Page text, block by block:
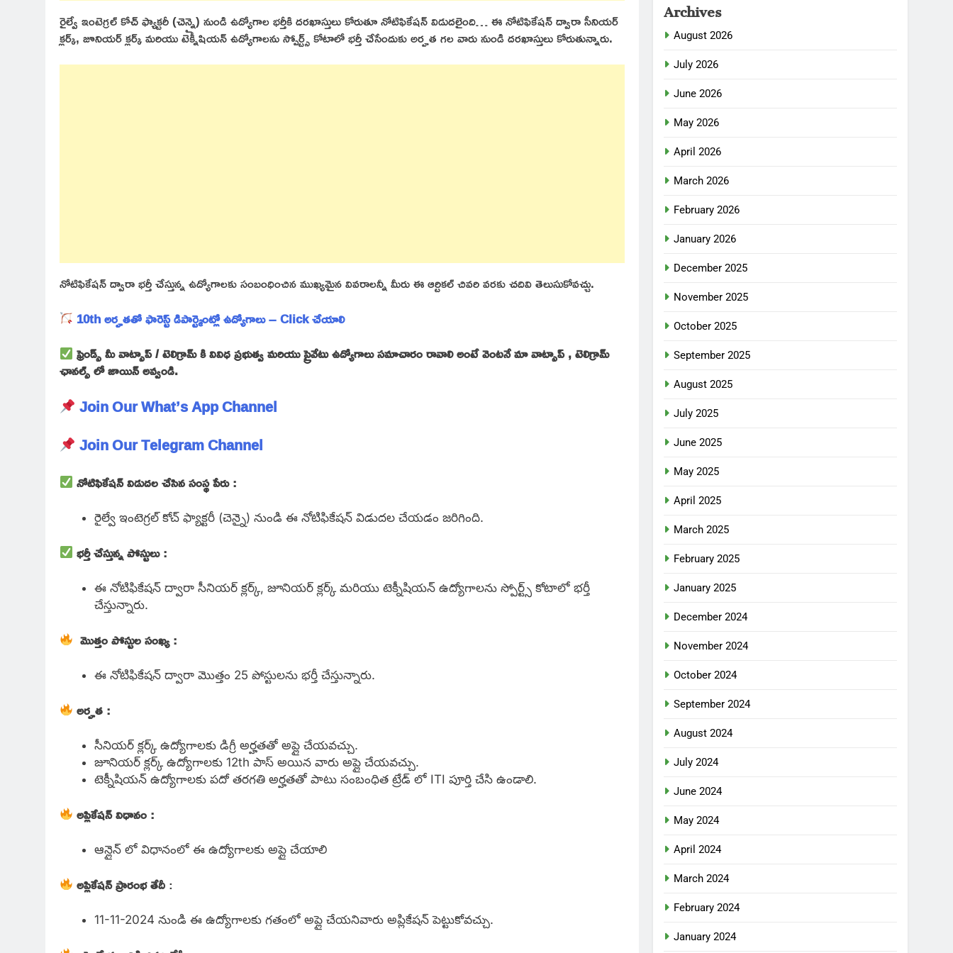
రైల్వే ఇంటెగ్రల్ కోచ్ ఫ్యాక్టరీ (చెన్నై) నుండి ఉద్యోగాల భర్తీకి దరఖాస్తులు కోరుతూ నోటిఫికేషన్ విడుదలైంది… ఈనోటిఫికేషన్ ద్వారా సీనియర్
క్లర్క్, జూనియర్ క్లర్క్ మరియు టెక్నీషియన్ ఉద్యోగాలను స్పోర్ట్స్ కోటాలో భర్తీ చేసేందుకు అర్హత గల వారు నుండి దరఖాస్తులు కోరుతున్నారు.
నోటిఫికేషన్ ద్వారా భర్తీ చేస్తున్న ఉద్యోగాలకు సంబంధించిన ముఖ్యమైన వివరాలన్నీ మీరు ఈ ఆర్టికల్ చివరి వరకు చదివి తెలుసుకోవచ్చు.
10th అర్హతతో ఫారెస్ట్ డిపార్ట్మెంట్లో ఉద్యోగాలు – Click చేయాలి
ఫ్రెండ్స్ మీ వాట్సాప్ / టెలిగ్రామ్ కి వివిధ ప్రభుత్వ మరియు ప్రైవేటు ఉద్యోగాలు సమాచారం రావాలి అంటే వెంటనే మా వాట్సాప్ , టెలిగ్రామ్
ఛానల్స్ లో జాయిన్ అవ్వండి.
Join Our What’s App Channel
Join Our Telegram Channel
నోటిఫికేషన్ విడుదల చేసిన సంస్థ పేరు :
రైల్వే ఇంటెగ్రల్ కోచ్ ఫ్యాక్టరీ (చెన్నై) నుండి ఈ నోటిఫికేషన్ విడుదల చేయడం జరిగింది.
భర్తీ చేస్తున్న పోస్టులు :
ఈ నోటిఫికేషన్ ద్వారా సీనియర్ క్లర్క్, జూనియర్ క్లర్క్ మరియు టెక్నీషియన్ ఉద్యోగాలను స్పోర్ట్స్ కోటాలో భర్తీ
చేస్తున్నారు.
మొత్తం పోస్టుల సంఖ్య :
ఈ నోటిఫికేషన్ ద్వారా మొత్తం 25 పోస్టులను భర్తీ చేస్తున్నారు.
అర్హత :
సీనియర్ క్లర్క్ ఉద్యోగాలకు డిగ్రీ అర్హతతో అప్లై చేయవచ్చు.
జూనియర్ క్లర్క్ ఉద్యోగాలకు 12th పాస్ అయిన వారు అప్లై చేయవచ్చు.
టెక్నీషియన్ ఉద్యోగాలకు పదో తరగతి అర్హతతో పాటు సంబంధిత ట్రేడ్ లో ITI పూర్తి చేసి ఉండాలి.
అప్లికేషన్ విధానం :
ఆన్లైన్ లో విధానంలో ఈ ఉద్యోగాలకు అప్లై చేయాలి
అప్లికేషన్ ప్రారంభ తేదీ:
11-11-2024 నుండి ఈ ఉద్యోగాలకు గతంలో అప్లై చేయనివారు అప్లికేషన్ పెట్టుకోవచ్చు.
Archives
August 2026
July 2026
June 2026
May 2026
April 2026
March 2026
February 2026
January 2026
December 2025
November 2025
October 2025
September 2025
August 2025
July 2025
June 2025
May 2025
April 2025
March 2025
February 2025
January 2025
December 2024
November 2024
October 2024
September 2024
August 2024
July 2024
June 2024
May 2024
April 2024
March 2024
February 2024
January 2024